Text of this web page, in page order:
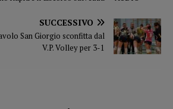
SUCCESSIVO
San Giorgio sconfitta dal
V.P. Volley per 3-1